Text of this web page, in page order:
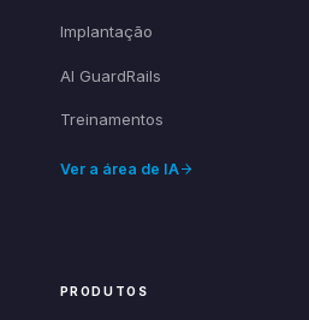
Implantação
AI GuardRails
Treinamentos
Ver a área de IA
PRODUTOS